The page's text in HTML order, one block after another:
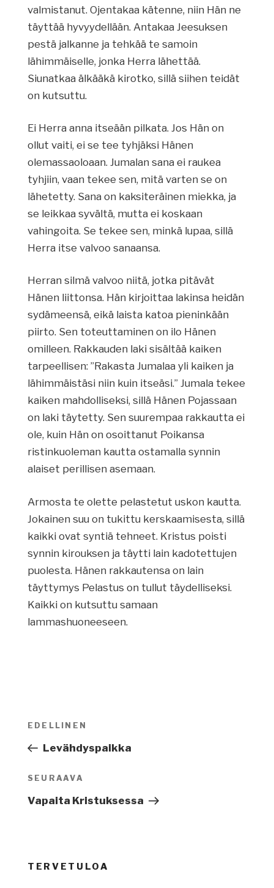
valmistanut. Ojentakaa kätenne, niin Hän ne
täyttää hyvyydellään. Antakaa Jeesuksen
pestä jalkanne ja tehkää te samoin
lähimmäiselle, jonka Herra lähettää.
Siunatkaa älkääkä kirotko, sillä siihen teidät
on kutsuttu.
Ei Herra anna itseään pilkata. Jos Hän on
ollut vaiti, ei se tee tyhjäksi Hänen
olemassaoloaan. Jumalan sana ei raukea
tyhjiin, vaan tekee sen, mitä varten se on
lähetetty. Sana on kaksiteräinen miekka, ja
se leikkaa syvältä, mutta ei koskaan
vahingoita. Se tekee sen, minkä lupaa, sillä
Herra itse valvoo sanaansa.
Herran silmä valvoo niitä, jotka pitävät
Hänen liittonsa. Hän kirjoittaa lakinsa heidän
sydämeensä, eikä laista katoa pieninkään
piirto. Sen toteuttaminen on ilo Hänen
omilleen. Rakkauden laki sisältää kaiken
tarpeellisen: ”Rakasta Jumalaa yli kaiken ja
lähimmäistäsi niin kuin itseäsi.” Jumala tekee
kaiken mahdolliseksi, sillä Hänen Pojassaan
on laki täytetty. Sen suurempaa rakkautta ei
ole, kuin Hän on osoittanut Poikansa
ristinkuoleman kautta ostamalla synnin
alaiset perillisen asemaan.
Armosta te olette pelastetut uskon kautta.
Jokainen suu on tukittu kerskaamisesta, sillä
kaikki ovat syntiä tehneet. Kristus poisti
synnin kirouksen ja täytti lain kadotettujen
puolesta. Hänen rakkautensa on lain
täyttymys Pelastus on tullut täydelliseksi.
Kaikki on kutsuttu samaan
lammashuoneeseen.
Artikkelien
Edellinen
artikkeli
EDELLINEN
Levähdyspaikka
Seuraava
artikkeli
SEURAAVA
Vapaita Kristuksessa
TERVETULOA